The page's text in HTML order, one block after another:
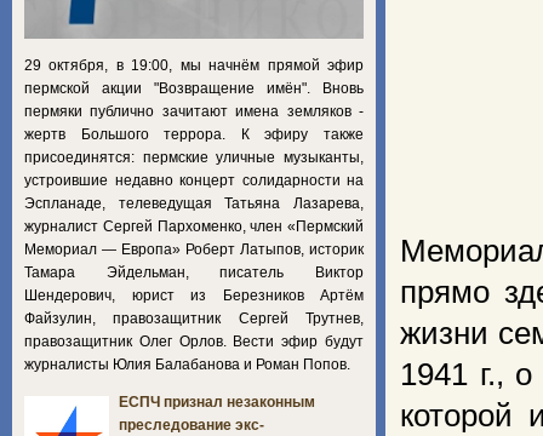
прямо
жизни
1941 г.,
которой
29 октября, в 19:00, мы начнём прямой эфир
пермской акции "Возвращение имён". Вновь
пермяки публично зачитают имена земляков -
жертв Большого террора. К эфиру также
присоединятся: пермские уличные музыканты,
устроившие недавно концерт солидарности на
Эспланаде, телеведущая Татьяна Лазарева,
журналист Сергей Пархоменко, член «Пермский
Мемориал — Европа» Роберт Латыпов, историк
Тамара Эйдельман, писатель Виктор
Шендерович, юрист из Березников Артём
Файзулин, правозащитник Сергей Трутнев,
правозащитник Олег Орлов. Вести эфир будут
журналисты Юлия Балабанова и Роман Попов.
ЕСПЧ признал незаконным
преследование экс-